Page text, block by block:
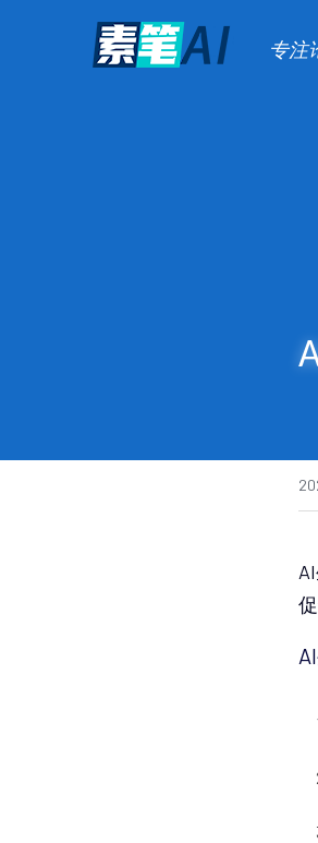
专注